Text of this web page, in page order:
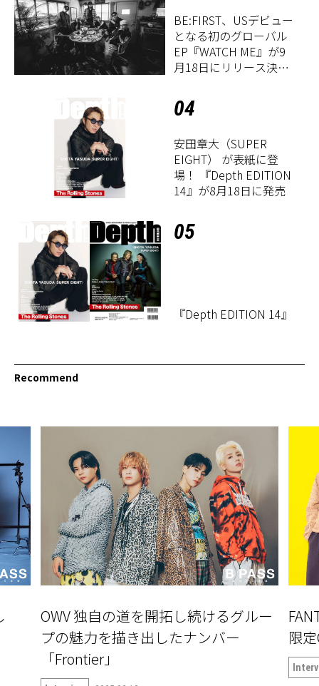
BE:FIRST、USデビュー
となる初のグローバル
EP『WATCH ME』が9
月18日にリリース決
04
安田章大（SUPER
EIGHT） が表紙に登
場！ 『Depth EDITION
14』が8月18日に発売
05
『Depth EDITION 14』
Recommend
OWV 独自の道を開拓し続けるグルー
プの魅力を描き出したナンバー
「Frontier」
限